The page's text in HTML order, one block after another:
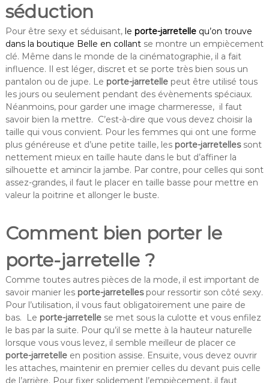
séduction
Pour être sexy et séduisant, le porte-jarretellequ’on trouve
dans la boutique Belle en collantse montre un empiècement
clé. Même dans le monde de la cinématographie, il a fait
influence. Il est léger, discret et se porte très bien sous un
pantalon ou de jupe. Le porte-jarretellepeut être utilisé tous
les jours ou seulement pendant des évènements spéciaux.
Néanmoins, pour garder une image charmeresse, il faut
savoir bien la mettre. C’est-à-dire que vous devez choisir la
taille qui vous convient. Pour les femmes qui ont une forme
plus généreuse et d’une petite taille, les porte-jarretellessont
nettement mieux en taille haute dans le but d’affiner la
silhouette et amincir la jambe. Par contre, pour celles qui sont
assez-grandes, il faut le placer en taille basse pour mettre en
valeur la poitrine et allonger le buste.
Comment bien porter le
porte-jarretelle ?
Comme toutes autres pièces de la mode, il est important de
savoir manier les porte-jarretellespour ressortir son côté sexy.
Pour l’utilisation, il vous faut obligatoirement une paire de
bas. Le porte-jarretellese met sous la culotte et vous enfilez
le bas par la suite. Pour qu’il se mette à la hauteur naturelle
lorsque vous vous levez, il semble meilleur de placer ce
porte-jarretelleen position assise. Ensuite, vous devez ouvrir
les attaches, maintenir en premier celles du devant puis celle
de l’arrière. Pour fixer solidement l’empiècement, il faut